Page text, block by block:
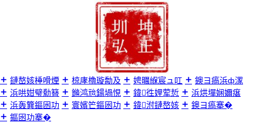
鏈嶅姟棰嗗煙
椋庨櫓璇勪及 娉曞緥宸ュ叿
鐭ヨ瘑浜ф潈
浜哄姏璧勬簮
鏅鸿兘鍚堝悓 鍏徃娌荤悊
浜烘墠娴嬭瘎
浜轰簨鏂囦功
寰嬪笀鏂囦功 鍏泭鏈嶅姟
鐭ヨ瘑搴�
鏂囦功搴�